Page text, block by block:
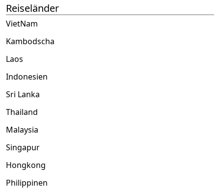
Reiseländer
VietNam
Kambodscha
Laos
Indonesien
Sri Lanka
Thailand
Malaysia
Singapur
Hongkong
Philippinen